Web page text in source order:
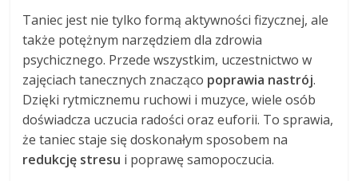
Taniec jest nie tylko formą aktywności fizycznej, ale
także potężnym narzędziem dla zdrowia
psychicznego. Przede wszystkim, uczestnictwo w
zajęciach tanecznych znacząco poprawia nastrój.
Dzięki rytmicznemu ruchowi i muzyce, wiele osób
doświadcza uczucia radości oraz euforii. To sprawia,
że taniec staje się doskonałym sposobem na
redukcję stresu i poprawę samopoczucia.